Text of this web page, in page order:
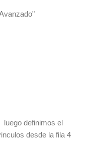
luego definimos el
desde la fila 4